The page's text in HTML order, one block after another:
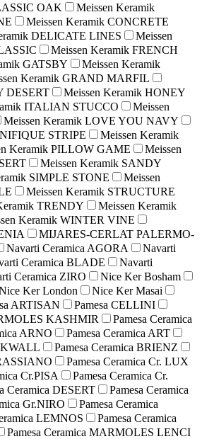
OAK
Meissen Keramik
Meissen Keramik CONCRETE
DELICATE LINES
Meissen
Meissen Keramik FRENCH
GATSBY
Meissen Keramik
Keramik GRAND MARFIL
DESERT
Meissen Keramik HONEY
ITALIAN STUCCO
Meissen
Meissen Keramik LOVE YOU NAVY
STRIPE
Meissen Keramik
Keramik PILLOW GAME
Meissen
Meissen Keramik SANDY
SIMPLE STONE
Meissen
Meissen Keramik STRUCTURE
TRENDY
Meissen Keramik
Keramik WINTER VINE
MIJARES-CERLAT PALERMO-
Navarti Ceramica AGORA
Navarti
Ceramica BLADE
Navarti
Ceramica ZIRO
Nice Ker Bosham
Ker London
Nice Ker Masai
ARTISAN
Pamesa CELLINI
KASHMIR
Pamesa Ceramica
ARNO
Pamesa Ceramica ART
Pamesa Ceramica BRIENZ
Pamesa Ceramica Cr. LUX
Cr.PISA
Pamesa Ceramica Cr.
Ceramica DESERT
Pamesa Ceramica
Gr.NIRO
Pamesa Ceramica
LEMNOS
Pamesa Ceramica
Pamesa Ceramica MARMOLES LENCI